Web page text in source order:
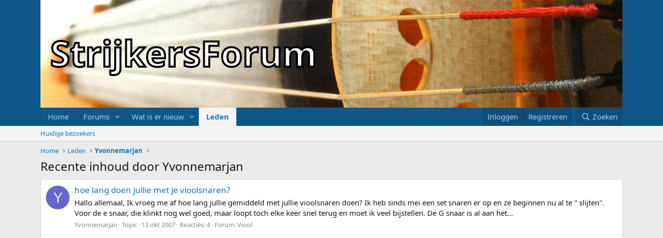
StrijkersForum
Home Forums Wat is er nieuw Leden Inloggen Registreren Zoeken
Huidige bezoekers
Home
Leden Yvonnemarjan
Recente inhoud door Yvonnemarjan
Y hoe lang doen jullie met je vioolsnaren?
Hallo allemaal, Ik vroeg me af hoe lang jullie gemiddeld met jullie vioolsnaren doen? Ik heb sinds mei een set snaren er op en ze beginnen nu al te " slijten".
Voor de e snaar, die klinkt nog wel goed, maar loopt toch elke keer snel terug en moet ik veel bijstellen. De G snaar is al aan het...
Yvonnemarjan Topic 13 okt 2007 Reacties: 4 Forum:Viool